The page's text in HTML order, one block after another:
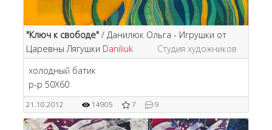
"Ключ к свободе" / Данилюк Ольга - Игрушки от
Царевны Лягушки Daniliuk
Студия художников
холодный батик
р-р 50Х60
21.10.2012 14905 7 9